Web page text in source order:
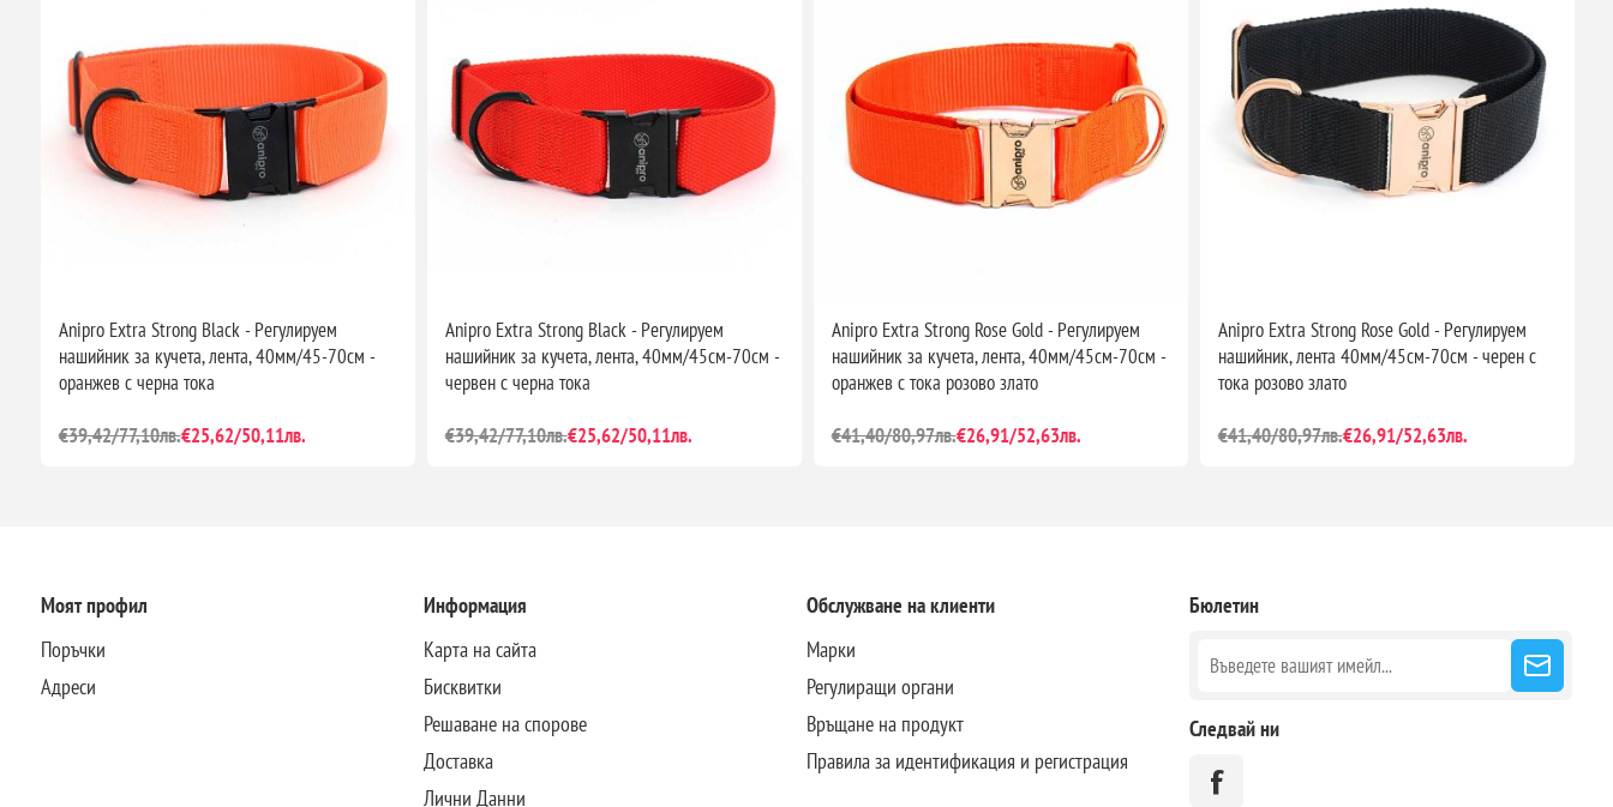
Anipro Extra Strong Black - Регулируем
нашийник за кучета, лента, 40мм/45-70см -
оранжев с черна тока
€39,42/77,10лв.€25,62/50,11лв.
Anipro Extra Strong Black - Регулируем
нашийник за кучета, лента, 40мм/45см-70см -
червен с черна тока
€39,42/77,10лв.€25,62/50,11лв.
Anipro Extra Strong Rose Gold - Регулируем
нашийник за кучета, лента, 40мм/45см-70см -
оранжев с тока розово злато
€41,40/80,97лв.€26,91/52,63лв.
Anipro Extra Strong Rose Gold - Регулируем
нашийник, лента 40мм/45см-70см - черен с
тока розово злато
€41,40/80,97лв.€26,91/52,63лв.
Моят профил
Поръчки
Адреси
Информация
Карта на сайта
Бисквитки
Решаване на спорове
Доставка
Лични Данни
Обслужване на клиенти
Марки
Регулиращи органи
Връщане на продукт
Правила за идентификация и регистрация
Бюлетин
Следвай ни